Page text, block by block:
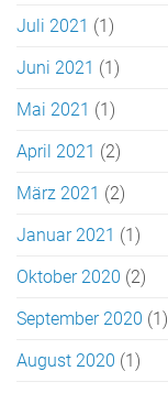
Juli 2021 (1)
Juni 2021 (1)
Mai 2021 (1)
April 2021 (2)
März 2021 (2)
Januar 2021 (1)
Oktober 2020 (2)
September 2020 (1)
August 2020 (1)